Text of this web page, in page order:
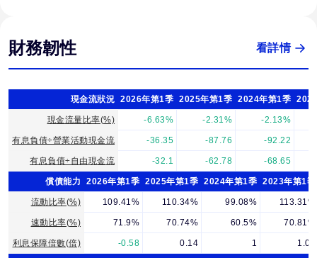
財務韌性 看詳情
現金流狀況 2026年第1季 2025年第1季 2024年第1季
現金流量比率(%) -6.63% -2.31% -2.13%
有息負債÷營業活動現金流 -36.35 -87.76 -92.22
有息負債÷自由現金流 -32.1 -62.78 -68.65
償債能力 2026年第1季 2025年第1季 2024年第1季 2023年第1季
流動比率(%) 109.41% 110.34% 99.08% 113.31%
速動比率(%) 71.9% 70.74% 60.5% 70.81%
利息保障倍數(倍) -0.58 0.14 1 1.02